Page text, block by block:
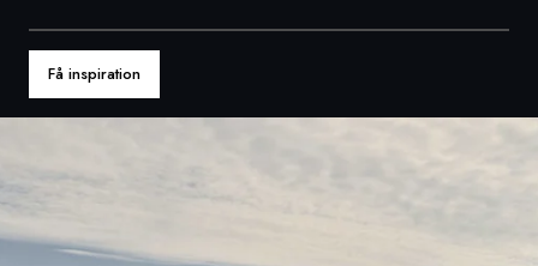
SverigeFrankrike
Sverige
Få inspiration